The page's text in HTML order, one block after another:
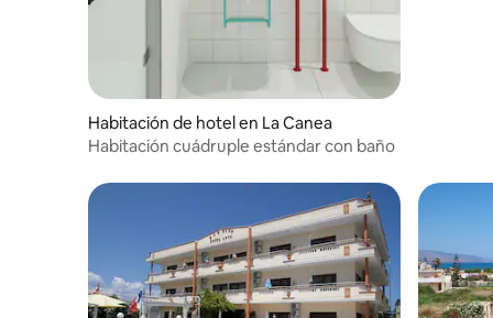
Habitación de hotel en La Canea
Habitación cuádruple estándar con baño